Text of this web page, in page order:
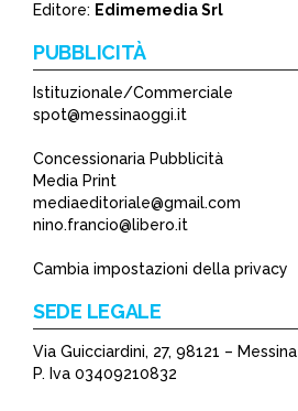
Editore: Edimemedia Srl
PUBBLICITÀ
Istituzionale/Commerciale
spot@messinaoggi.it
Concessionaria Pubblicità
Media Print
mediaeditoriale@gmail.com
nino.francio@libero.it
Cambia impostazioni della privacy
SEDE LEGALE
Via Guicciardini, 27, 98121 – Messina
P. Iva 03409210832